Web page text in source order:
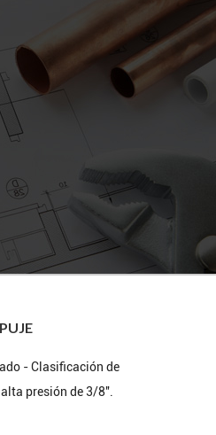
- Clasificación de
presión de 3/8''.